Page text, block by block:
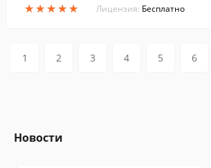
★★★★★
★★★★★
ворачиваясь от преград.
Лицензия: Бесплатно
1 2 3 4 5 6
Новости